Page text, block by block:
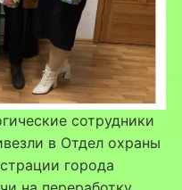
сотрудники
в Отдел охраны
города